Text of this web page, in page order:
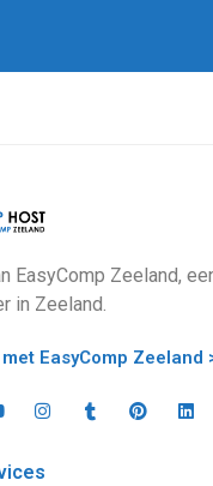
EasyComp Zeeland,
in Zeeland.
EasyComp Zeeland